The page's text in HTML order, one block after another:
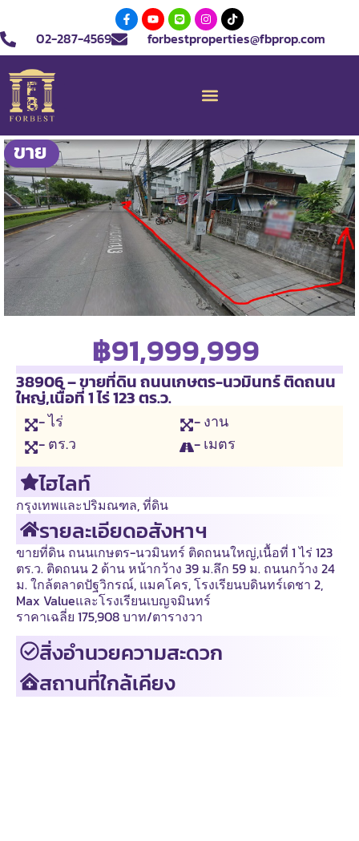
02-287-4569 forbestproperties@fbprop.com
ขาย
฿91,999,999
38906 – ขายที่ดิน ถนนเกษตร-นวมินทร์ ติดถนน
ใหญ่,เนื้อที่ 1 ไร่ 123 ตร.ว.
- ไร่
- งาน
- ตร.ว
- เมตร
ไฮไลท์
กรุงเทพและปริมณฑล,ที่ดิน
รายละเอียดอสังหาฯ
ขายที่ดิน ถนนเกษตร-นวมินทร์ ติดถนนใหญ่,เนื้อที่ 1 ไร่ 123
ตร.ว. ติดถนน 2 ด้าน หน้ากว้าง 39 ม.ลึก 59 ม. ถนนกว้าง 24
ม. ใกล้ตลาดปัฐวิกรณ์, แมคโคร, โรงเรียนบดินทร์เดชา 2,
Max Valueและโรงเรียนเบญจมินทร์
ราคาเฉลี่ย 175,908 บาท/ตารางวา
สิ่งอำนวยความสะดวก
สถานที่ใกล้เคียง